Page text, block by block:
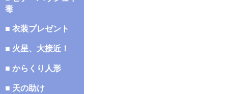
毒
■ 衣装プレゼント
■ 火星、大接近！
■ からくり人形
■ 天の助け